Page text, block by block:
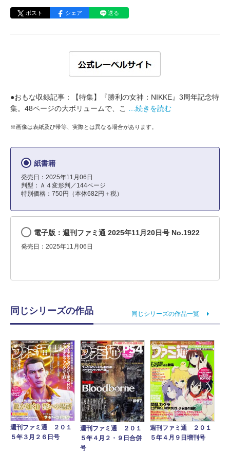
ポスト シェア 送る
●おもな収録記事：【特集】『勝利の女神：NIKKE』3周年記念特
集。48ページの大ボリュームで、こ
…続きを読む
※画像は表紙及び帯等、実際とは異なる場合があります。
紙書籍
発売日：2025年11月06日
判型：Ａ４変形判／144ページ
特別価格：750円（本体682円＋税）
電子版：週刊ファミ通 2025年11月20日号 No.1922
発売日：2025年11月06日
同じシリーズの作品 同じシリーズの作品一覧
週刊ファミ通 ２０１
５年３月２６日号
週刊ファミ通 ２０１
５年４月２・９日合併
号
週刊ファミ通 ２０１
５年４月９日増刊号